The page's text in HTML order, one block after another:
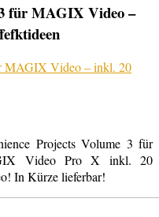
für MAGIX Video –
Projects Volume 3 für
Video Pro X inkl. 20
In Kürze lieferbar!